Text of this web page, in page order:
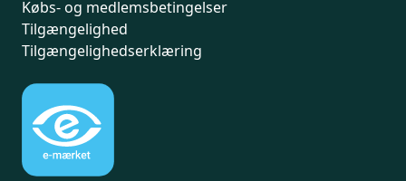
Købs- og medlemsbetingelser
Tilgængelighed
Tilgængelighedserklæring